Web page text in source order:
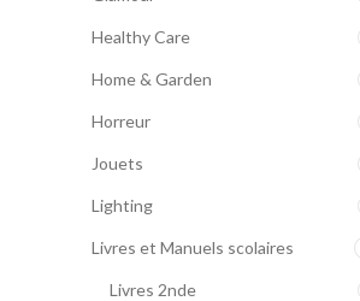
Healthy Care
Home & Garden
Horreur
Jouets
Lighting
Livres et Manuels scolaires
Livres 2nde